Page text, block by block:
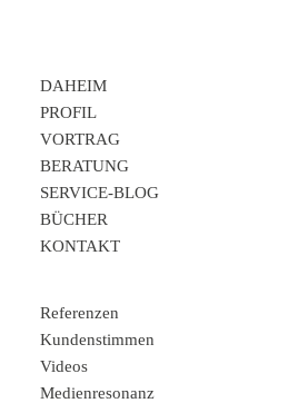
DAHEIM
PROFIL
VORTRAG
BERATUNG
SERVICE-BLOG
BÜCHER
KONTAKT
Referenzen
Kundenstimmen
Videos
Medienresonanz